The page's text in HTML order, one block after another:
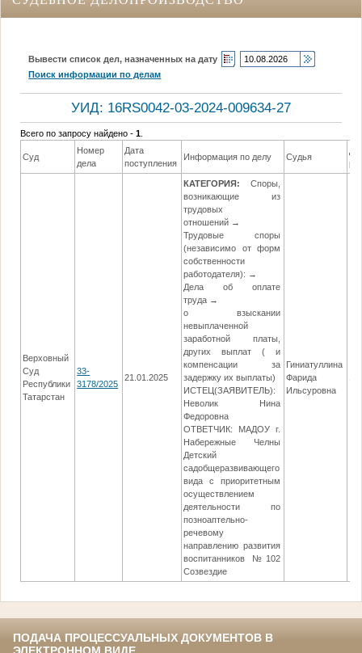
Вывести список дел, назначенных на дату
Поиск информации по делам
УИД: 16RS0042-03-2024-009634-27
Всего по запросу найдено -1
Суд
Номер
дела
Дата
поступления
Информация по делу Судья
Верховный
Суд
Республики
Татарстан
33-
3178/2025
21.01.2025
КАТЕГОРИЯ:
Споры,
возникающие из
трудовых
отношений →
Трудовые споры
(независимо от форм
собственности
работодателя): →
Дела об оплате
труда →
о взыскании
невыплаченной
заработной платы,
других выплат ( и
компенсации за
задержку их выплаты)
ИСТЕЦ(ЗАЯВИТЕЛЬ):
Неволик Нина
Федоровна
ОТВЕТЧИК: МАДОУ г.
Набережные Челны
Детский
садобщеразвивающего
вида с приоритетным
осуществлением
деятельности по
позноаптельно-
речевому
направлению развития
воспитанников №102
Созвездие
Гиниатуллина
Фарида
Ильсуровна
ПОДАЧА ПРОЦЕССУАЛЬНЫХ ДОКУМЕНТОВ В